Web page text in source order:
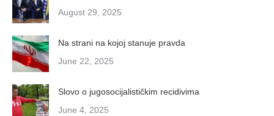
August 29, 2025
Na strani na kojoj stanuje pravda
June 22, 2025
Slovo o jugosocijalističkim recidivima
June 4, 2025